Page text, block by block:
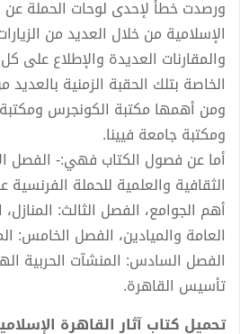
ورصدت خطأ لإحدى لوحات الحملة عن
الإسلامية من خلال العديد من
والمقارنات العديدة والإطلاع على
الخاصة بتلك الحقبة الزمنية بالعديد
ومن أهمها مكتبة الكونجرس
ومكتبة جامعة فيينا.
أما عن فصول الكتاب فهي:- الفصل
الثقافية والعلمية للحملة
أهم الجوامع، الفصل الثالث:
العامة والميادين، الفصل الخامس:
الفصل السادس: المنشآت الحربية
تأسيس القاهرة.
تحميل كتاب آثار القاهرة